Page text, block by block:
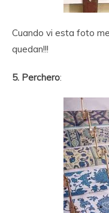
Cuando vi esta foto
quedan!!!
5. Perchero: